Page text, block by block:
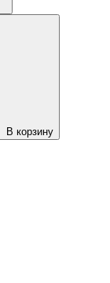
В корзину